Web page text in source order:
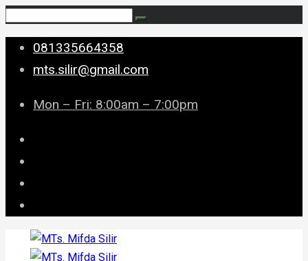
081335664358
mts.silir@gmail.com
Mon – Fri: 8:00am – 7:00pm